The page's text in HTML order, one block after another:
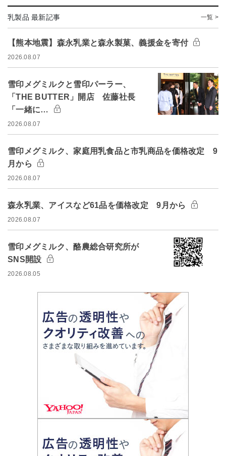
乳製品 最新記事 一覧 >
【熊本地震】森永乳業と森永製菓、義援金を寄付
2026.08.07
雪印メグミルクと雪印パーラー、
「THE BUTTER」開店 佐藤社長
「一緒に…
2026.08.07
雪印メグミルク、家庭用乳食品と市乳商品を価格改定 9
月から
2026.08.07
森永乳業、アイスなど61品を価格改定 9月から
2026.08.07
雪印メグミルク、酪農総合研究所が
SNS開設
2026.08.05